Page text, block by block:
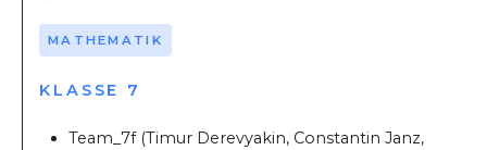
MATHEMATIK
KLASSE 7
Team_7f (Timur Derevyakin, Constantin Janz,